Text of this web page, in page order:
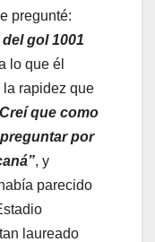
pregunté:
gol 1001
lo que él
la rapidez que
que como
por
, y
parecido
laureado